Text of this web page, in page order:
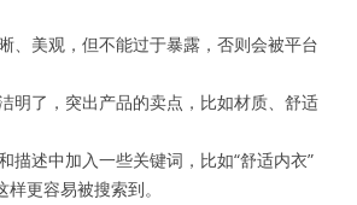
、美观，但不能过于暴露，否则会被平台
明了，突出产品的卖点，比如材质、舒适
描述中加入一些关键词，比如“舒适内衣”
样更容易被搜索到。